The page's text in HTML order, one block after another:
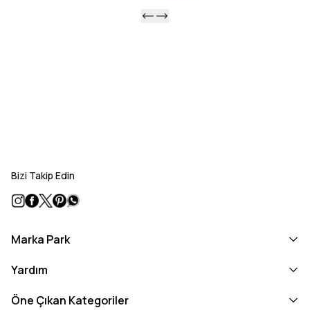
buluşturarak günlük gardırobunuzun şık ve konforlu
Bizi Takip Edin
Marka Park
Yardım
Öne Çıkan Kategoriler